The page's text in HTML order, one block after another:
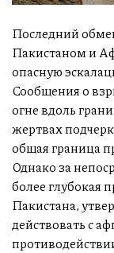
Последний
Пакистаном и
опасную
Сообщения о
огне вдоль
жертвах
общая граница
Однако за
более глубокая
Пакистана,
действовать с